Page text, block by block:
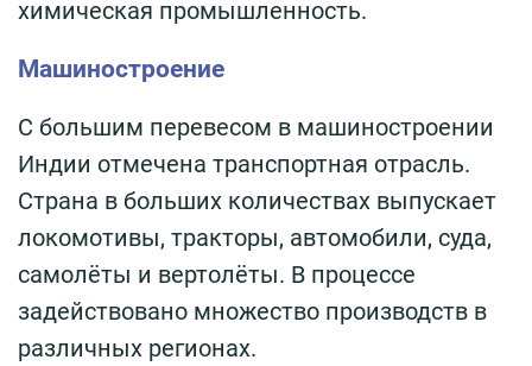
химическая промышленность.
Машиностроение
С большим перевесом в машиностроении
Индии отмечена транспортная отрасль.
Страна в больших количествах выпускает
локомотивы, тракторы, автомобили, суда,
самолёты и вертолёты. В процессе
задействовано множество производств в
различных регионах.